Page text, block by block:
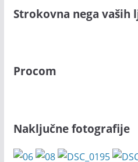
Strokovna nega vaših
Procom
Naključne fotografije